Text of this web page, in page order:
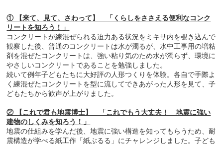
① 【来て、見て、さわって】 「くらしをささえる便利なコンク
リートを知ろう！」
コンクリートが練混ぜられる迫力ある状況をミキサ内を覗き込んで
観察した後、普通のコンクリートは水が濁るが、水中工事用の増粘
剤を混ぜたコンクリートは、強い粘り気のため水が濁らず、環境に
やさしいコンクリートであることを勉強しました。
続いて例年子どもたちに大好評の人形つくりを体験。各自で手際よ
く練混ぜたコンクリートを型に流してできあがった人形を見て、子
どもたちから歓声が上がりました。
② 【これで君も地震博士】 「これでもう大丈夫！ 地震に強い
建物のしくみを知ろう！」
地震の仕組みを学んだ後、地震に強い構造を知ってもらうため、耐
震構造が学べる紙工作「紙ぶるる」にチャレンジしました。子ども